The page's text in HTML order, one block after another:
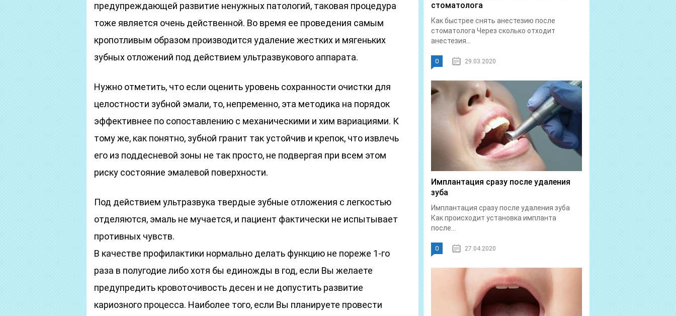
предупреждающей развитие ненужных патологий, таковая процедура
тоже является очень действенной. Во время ее проведения самым
кропотливым образом производится удаление жестких и мягеньких
зубных отложений под действием ультразвукового аппарата.
Нужно отметить, что если оценить уровень сохранности очистки для
целостности зубной эмали, то, непременно, эта методика на порядок
эффективнее по сопоставлению с механическими и хим вариациями. К
тому же, как понятно, зубной гранит так устойчив и крепок, что извлечь
его из поддесневой зоны не так просто, не подвергая при всем этом
риску состояние эмалевой поверхности.
Под действием ультразвука твердые зубные отложения с легкостью
отделяются, эмаль не мучается, и пациент фактически не испытывает
противных чувств.
В качестве профилактики нормально делать функцию не пореже 1-го
раза в полугодие либо хотя бы единожды в год, если Вы желаете
предупредить кровоточивость десен и не допустить развитие
кариозного процесса. Наиболее того, если Вы планируете провести
стоматолога
Как быстрее снять анестезию после
стоматолога Через сколько отходит
анестезия...
0 29.03.2020
Имплантация сразу после удаления
зуба
Имплантация сразу после удаления зуба
Как происходит установка импланта
после...
0 27.04.2020